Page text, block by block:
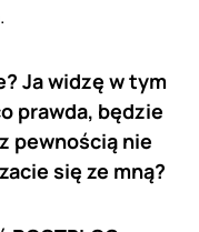
Ja widzę w tym
prawda, będzie
pewnością nie
się ze mną?